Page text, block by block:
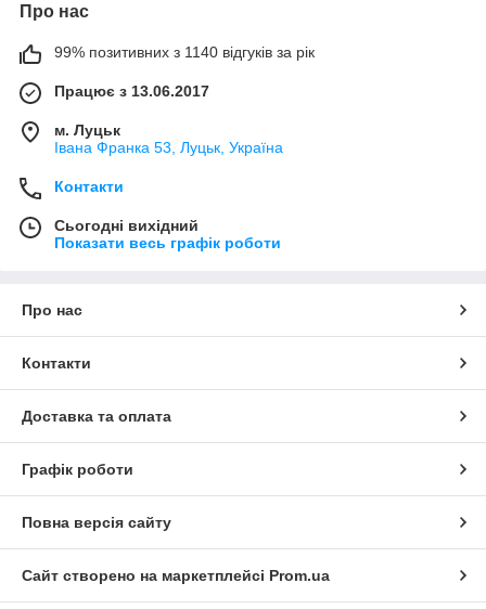
Про нас
99% позитивних з 1140 відгуків за рік
Працює з 13.06.2017
м. Луцьк
Івана Франка 53, Луцьк, Україна
Контакти
Сьогодні вихідний
Показати весь графік роботи
Про нас
Контакти
Доставка та оплата
Графік роботи
Повна версія сайту
Сайт створено на маркетплейсі Prom.ua